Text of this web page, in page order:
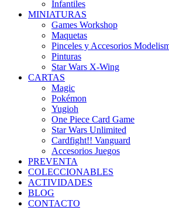
Infantiles
MINIATURAS
Games Workshop
Maquetas
Pinceles y Accesorios
Pinturas
Star Wars X-Wing
CARTAS
Magic
Pokémon
Yugioh
One Piece Card Game
Star Wars Unlimited
Cardfight!! Vanguard
Accesorios Juegos
PREVENTA
COLECCIONABLES
ACTIVIDADES
BLOG
CONTACTO